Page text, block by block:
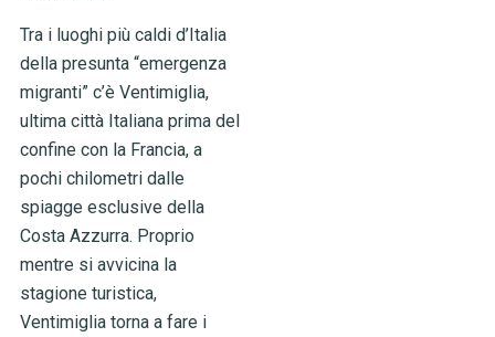
Tra i luoghi più caldi d’Italia
della presunta “emergenza
migranti” c’è Ventimiglia,
ultima città Italiana prima del
confine con la Francia, a
pochi chilometri dalle
spiagge esclusive della
Costa Azzurra. Proprio
mentre si avvicina la
stagione turistica,
Ventimiglia torna a fare i